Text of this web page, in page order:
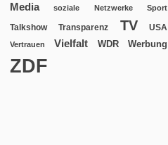
Media
soziale Netzwerke Sport
Talkshow Transparenz TV USA
Vertrauen Vielfalt WDR Werbung
ZDF